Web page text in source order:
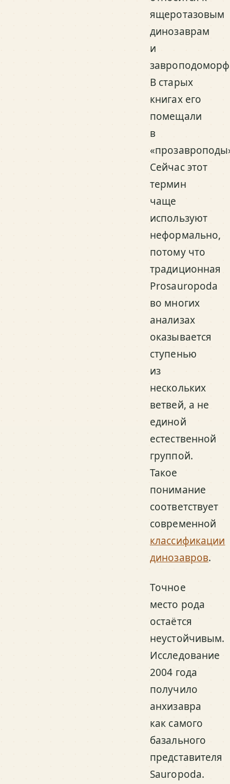
ящеротазовым
динозаврам
и
В старых
книгах его
помещали
в
Сейчас этот
термин
чаще
используют
неформально,
потому что
традиционная
Prosauropoda
во многих
анализах
оказывается
ступенью
из
нескольких
ветвей, а не
единой
естественной
группой.
Такое
понимание
соответствует
современной
классификации
динозавров.
Точное
место рода
остаётся
неустойчивым.
Исследование
2004 года
получило
анхизавра
как самого
базального
представителя
Sauropoda.